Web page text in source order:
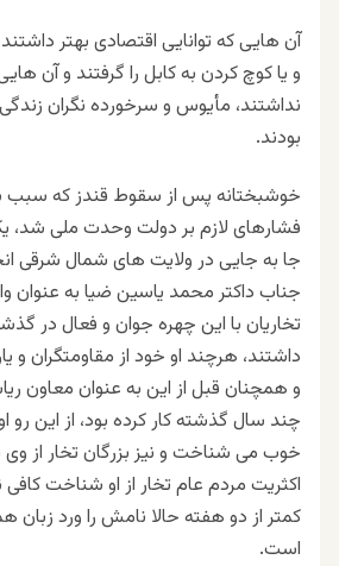
آن هایی که توانایی اقتصادی بهتر
و یا کوچ کردن به کابل را گرفتند و آن
نداشتند، مأیوس و سرخورده نگران
بودند.
خوشبختانه پس از سقوط قندز که سبب
فشارهای لازم بر دولت وحدت ملی
جا به جایی در ولایت های شمال شرقی
جناب داکتر محمد یاسین ضیا به عنوان
تخاریان با این چهره جوان و فعال در
داشتند، هرچند او خود از مقاومتگران و
و همچنان قبل از این به عنوان معاون
چند سال گذشته کار کرده بود، از این رو
خوب می شناخت و نیز بزرگان تخار از
اکثریت مردم عام تخار از او شناخت کافی
کمتر از دو هفته حالا نامش را ورد زبان
است.